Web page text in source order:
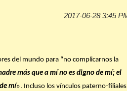
del mundo para “no complicarnos la
más que a mí no es digno de mí; el
mí». Incluso los vínculos paterno-filiales